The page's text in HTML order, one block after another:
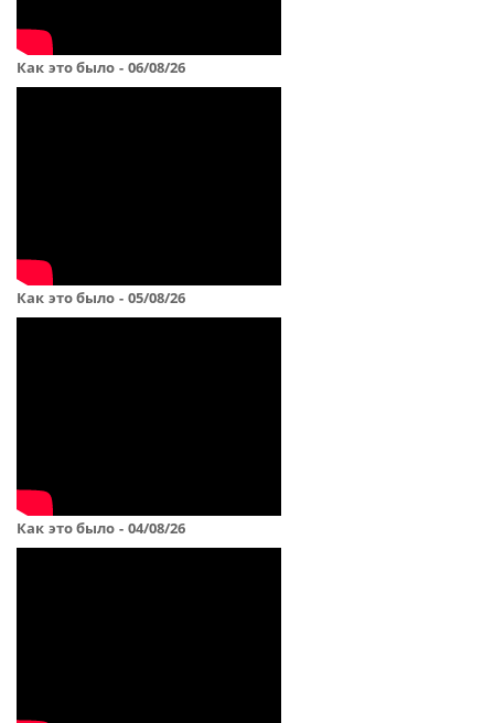
Как это было - 06/08/26
Как это было - 05/08/26
Как это было - 04/08/26